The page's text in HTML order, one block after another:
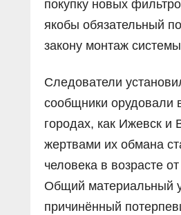
покупку новых
якобы обязательный
закону монтаж
Следователи
сообщники орудовали
городах, как Ижевск и
жертвами их обмана
человека в возрасте
Общий материальный
причинённый